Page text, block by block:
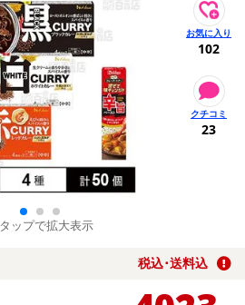
タップで拡大表示
102
23
税込･送料込